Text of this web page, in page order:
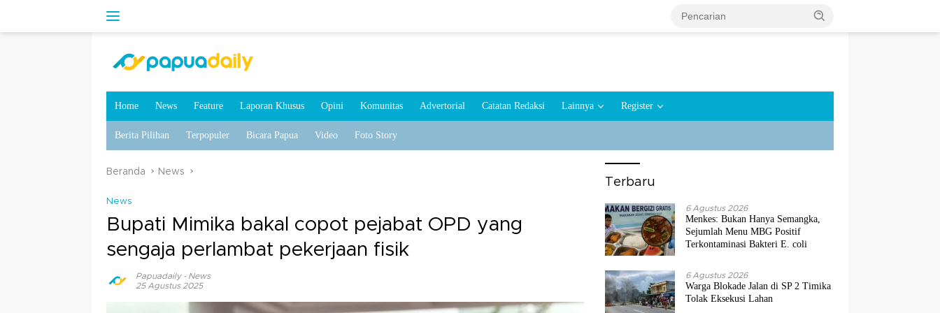
Home News Feature Laporan Khusus Opini Komunitas Advertorial Catatan Redaksi Lainnya Register
Berita Pilihan Terpopuler Bicara Papua Video Foto Story
Beranda News
News
Bupati Mimika bakal copot pejabat OPD yang
sengaja perlambat pekerjaan fisik
Papuadaily- News
25 Agustus 2025
Terbaru
6 Agustus 2026
Menkes: Bukan Hanya Semangka,
Sejumlah Menu MBG Positif
Terkontaminasi Bakteri E. coli
6 Agustus 2026
Warga Blokade Jalan di SP 2 Timika
Tolak Eksekusi Lahan